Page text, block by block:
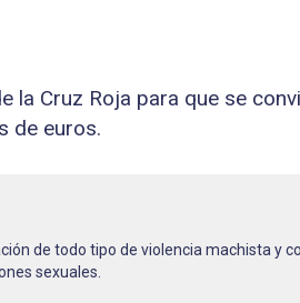
la Cruz Roja para que se
de euros.
de todo tipo de violencia machista y
sexuales.